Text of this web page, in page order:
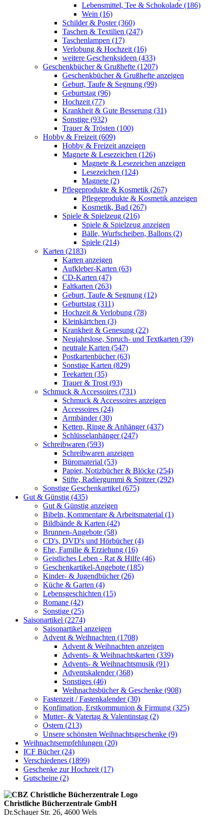
Lebensmittel, Tee & Schokolade (186)
Wein (16)
Schilder & Poster (360)
Taschen & Textilien (247)
Taschenlampen (17)
Verlobung & Hochzeit (16)
weitere Geschenksideen (433)
Geschenkbücher & Grußhefte (1207)
Geschenkbücher & Grußhefte anzeigen
Geburt, Taufe & Segnung (99)
Geburtstag (96)
Hochzeit (77)
Krankheit & Gute Besserung (31)
Sonstige (932)
Trauer & Trösten (100)
Hobby & Freizeit (609)
Hobby & Freizeit anzeigen
Magnete & Lesezeichen (126)
Magnete & Lesezeichen anzeigen
Lesezeichen (124)
Magnete (2)
Pflegeprodukte & Kosmetik (267)
Pflegeprodukte & Kosmetik anzeigen
Kosmetik, Bad (267)
Spiele & Spielzeug (216)
Spiele & Spielzeug anzeigen
Bälle, Wurfscheiben, Ballons (2)
Spiele (214)
Karten (2183)
Karten anzeigen
Aufkleber-Karten (63)
CD-Karten (47)
Faltkarten (263)
Geburt, Taufe & Segnung (12)
Geburtstag (311)
Hochzeit & Verlobung (78)
Kleinkärtchen (3)
Krankheit & Genesung (22)
Neujahrslose, Spruch- und Textkarten (39)
neutrale Karten (547)
Postkartenbücher (63)
Sonstige Karten (829)
Teekarten (35)
Trauer & Trost (93)
Schmuck & Accessoires (731)
Schmuck & Accessoires anzeigen
Accessoires (24)
Armbänder (30)
Ketten, Ringe & Anhänger (437)
Schlüsselanhänger (247)
Schreibwaren (593)
Schreibwaren anzeigen
Büromaterial (53)
Papier, Notizbücher & Blöcke (254)
Stifte, Radiergummi & Spitzer (292)
Sonstige Geschenkartikel (675)
Gut & Günstig (435)
Gut & Günstig anzeigen
Bibeln, Kommentare & Arbeitsmaterial (1)
Bildbände & Karten (42)
Brunnen-Angebote (58)
CD's, DVD's und Hörbücher (4)
Ehe, Familie & Erziehung (16)
Geistliches Leben - Rat & Hilfe (46)
Geschenkartikel-Angebote (185)
Kinder- & Jugendbücher (26)
Küche & Garten (4)
Lebensgeschichten (15)
Romane (42)
Sonstige (25)
Saisonartikel (2274)
Saisonartikel anzeigen
Advent & Weihnachten (1708)
Advent & Weihnachten anzeigen
Advents- & Weihnachtskarten (339)
Advents- & Weihnachtsmusik (91)
Adventskalender (368)
Sonstiges (46)
Weihnachtsbücher & Geschenke (908)
Fastenzeit / Fastenkalender (30)
Konfimation, Erstkommunion & Firmung (325)
Mutter- & Vatertag & Valentinstag (2)
Ostern (213)
Unsere schönsten Weihnachtsgeschenke (9)
Weihnachtsempfehlungen (20)
ICF Bücher (24)
Verschiedenes (1899)
Geschenke zur Hochzeit (17)
Gutscheine (2)
Christliche Bücherzentrale GmbH
Dr.Schauer Str. 26, 4600 Wels